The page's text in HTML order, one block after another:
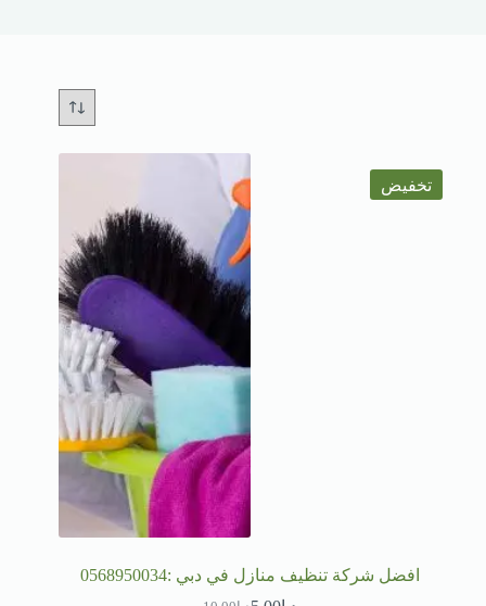
تخفيض
افضل شركة تنظيف منازل في دبي :0568950034